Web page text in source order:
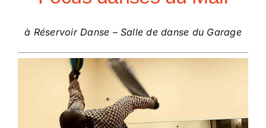
à Réservoir Danse – Salle de danse du Garage